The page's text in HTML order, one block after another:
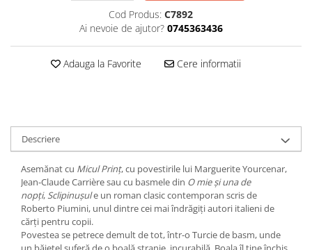
Editura Frontiera
Editura Litera
Editura Nemira
Editura Nomina
Editura Pandora M
Editura Portocala Albastră
Cod Produs: C7892
Ai nevoie de ajutor? 0745363436
Adauga la Favorite Cere informatii
Descriere
Asemănat cu Micul Prinț, cu povestirile lui Marguerite Yourcenar,
Jean-Claude Carrière sau cu basmele din O mie și una de
nopți, Sclipinușule un roman clasic contemporan scris de
Roberto Piumini, unul dintre cei mai îndrăgiți autori italieni de
cărți pentru copii.
Povestea se petrece demult de tot, într-o Turcie de basm, unde